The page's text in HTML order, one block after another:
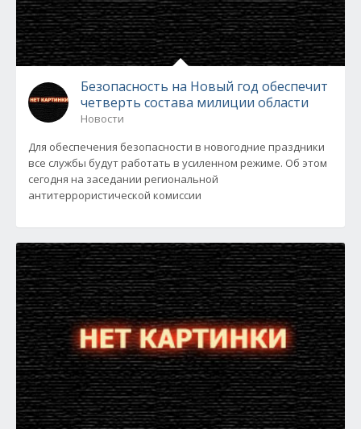
Безопасность на Новый год обеспечит
четверть состава милиции области
Новости
Для обеспечения безопасности в новогодние праздники
все службы будут работать в усиленном режиме. Об этом
сегодня на заседании региональной
антитеррористической комиссии